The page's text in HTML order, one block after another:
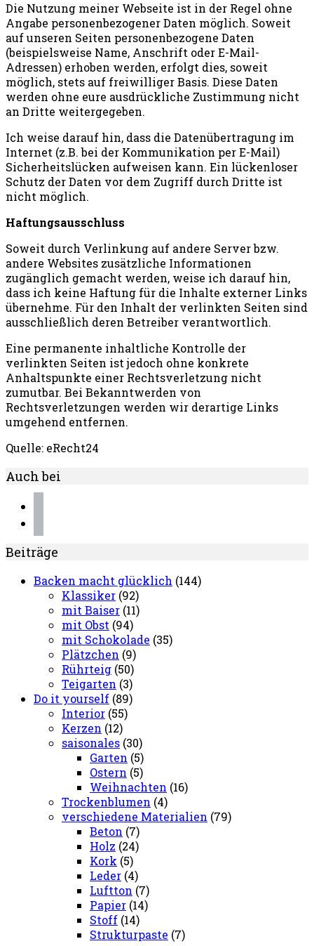
Die Nutzung meiner Webseite ist in der Regel ohne
Angabe personenbezogener Daten möglich. Soweit
auf unseren Seiten personenbezogene Daten
(beispielsweise Name, Anschrift oder E-Mail-
Adressen) erhoben werden, erfolgt dies, soweit
möglich, stets auf freiwilliger Basis. Diese Daten
werden ohne eure ausdrückliche Zustimmung nicht
an Dritte weitergegeben.
Ich weise darauf hin, dass die Datenübertragung im
Internet (z.B. bei der Kommunikation per E-Mail)
Sicherheitslücken aufweisen kann. Ein lückenloser
Schutz der Daten vor dem Zugriff durch Dritte ist
nicht möglich.
Haftungsausschluss
Soweit durch Verlinkung auf andere Server bzw.
andere Websites zusätzliche Informationen
zugänglich gemacht werden, weise ich darauf hin,
dass ich keine Haftung für die Inhalte externer Links
übernehme. Für den Inhalt der verlinkten Seiten sind
ausschließlich deren Betreiber verantwortlich.
Eine permanente inhaltliche Kontrolle der
verlinkten Seiten ist jedoch ohne konkrete
Anhaltspunkte einer Rechtsverletzung nicht
zumutbar. Bei Bekanntwerden von
Rechtsverletzungen werden wir derartige Links
umgehend entfernen.
Quelle: eRecht24
Auch bei
Beiträge
Backen macht glücklich (144)
Klassiker (92)
mit Baiser (11)
mit Obst (94)
mit Schokolade (35)
Plätzchen (9)
Rührteig (50)
Teigarten (3)
Do it yourself (89)
Interior (55)
Kerzen (12)
saisonales (30)
Garten (5)
Ostern (5)
Weihnachten (16)
Trockenblumen (4)
verschiedene Materialien (79)
Beton (7)
Holz (24)
Kork (5)
Leder (4)
Luftton (7)
Papier (14)
Stoff (14)
Strukturpaste (7)